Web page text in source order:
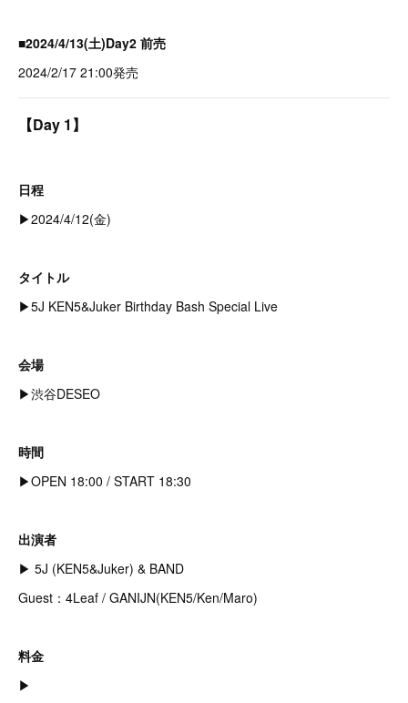
■2024/4/13(土)Day2 前売
2024/2/17 21:00発売
【Day 1】
日程
▶︎2024/4/12(金)
タイトル
▶︎5J KEN5&Juker Birthday Bash Special Live
会場
▶︎渋谷DESEO
時間
▶︎OPEN 18:00 / START 18:30
出演者
▶︎ 5J (KEN5&Juker) & BAND
Guest：4Leaf / GANIJN(KEN5/Ken/Maro)
料金
▶︎